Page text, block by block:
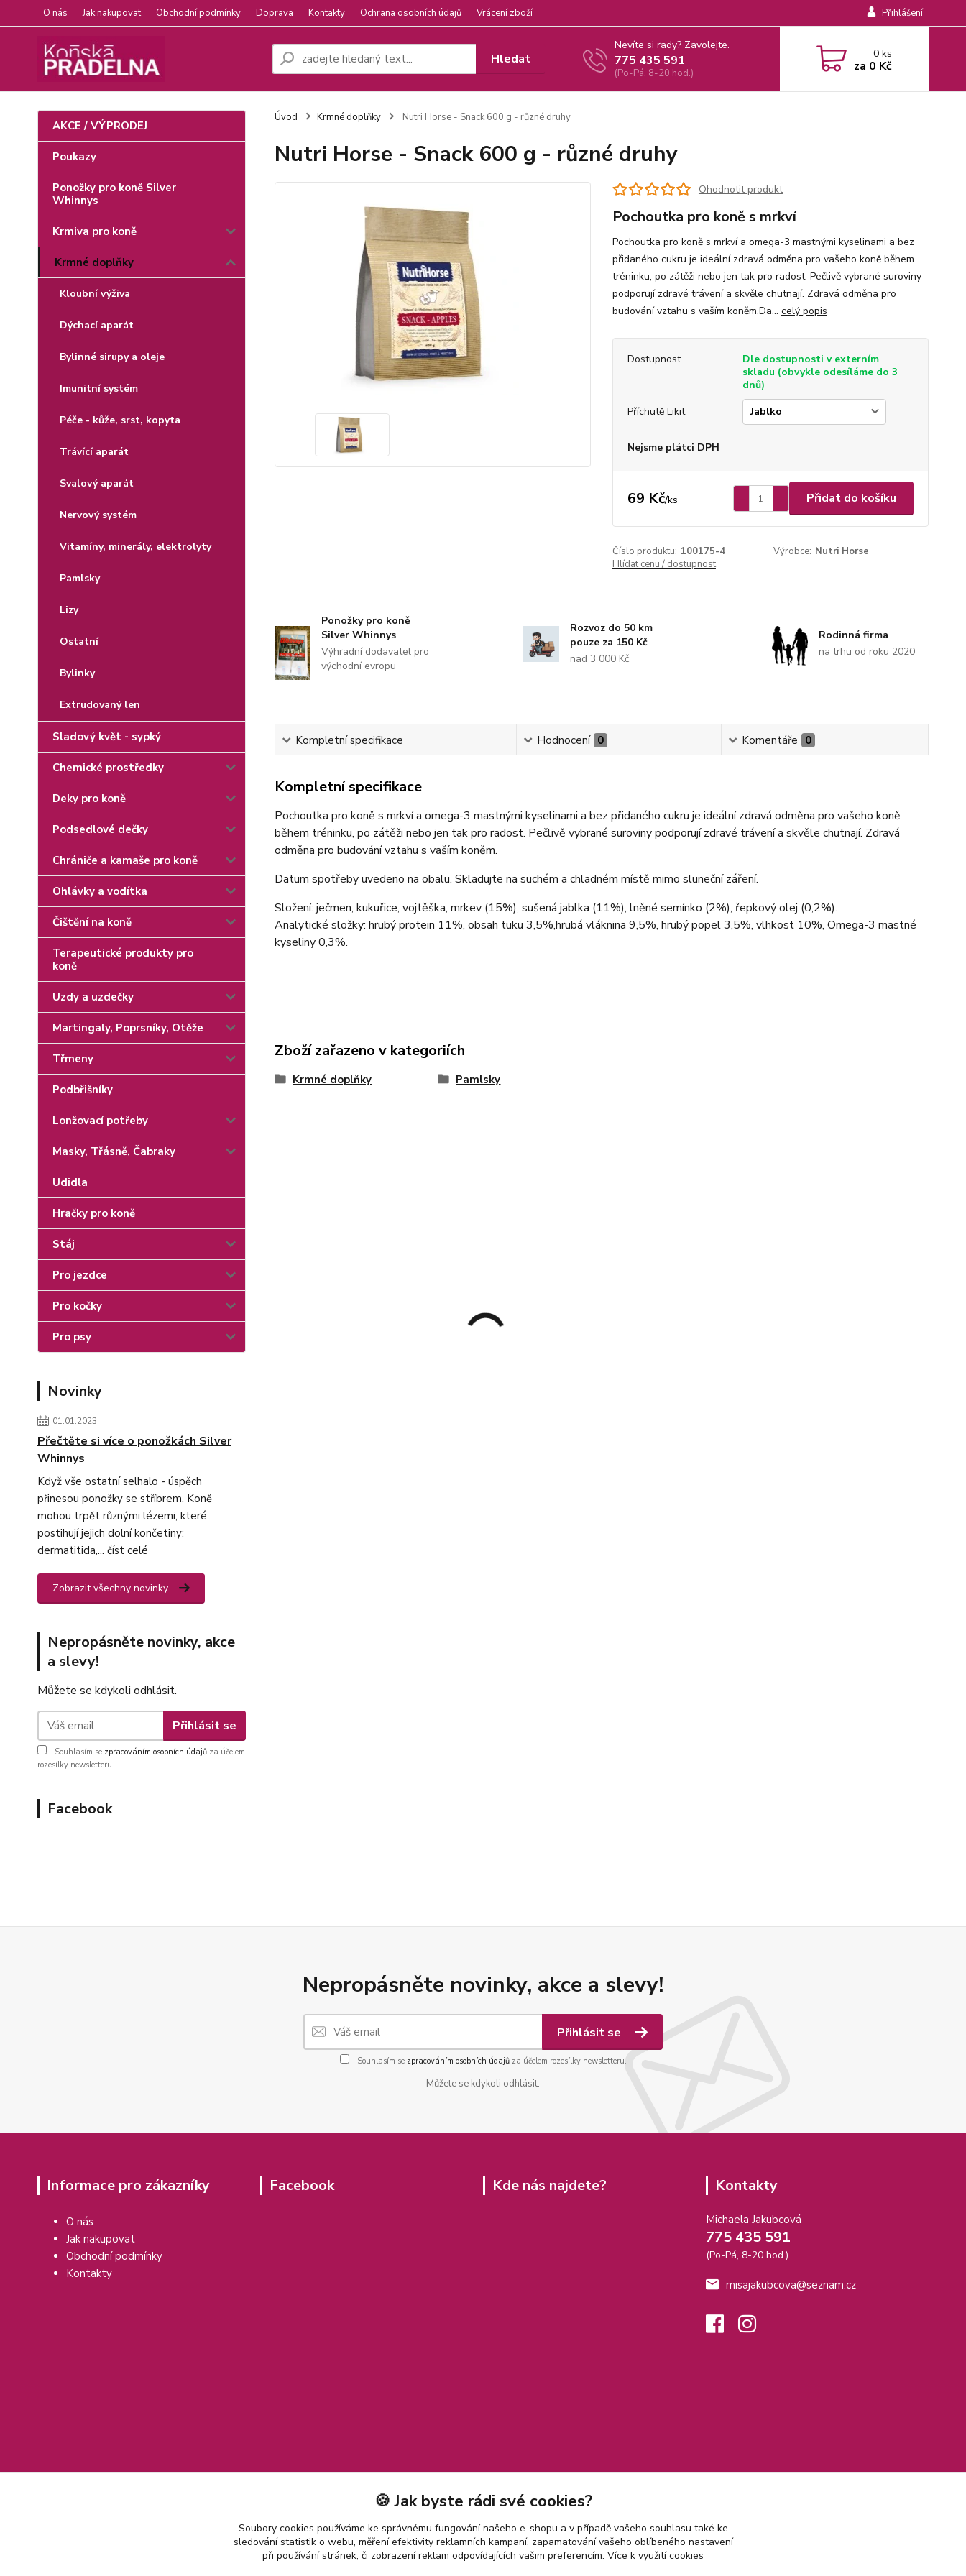
O nás Jak nakupovat Obchodní podmínky Doprava Kontakty Ochrana osobních údajů Vrácení zboží Přihlášení
Hledat
Nevíte si rady? Zavolejte.
775 435 591
(Po-Pá, 8-20 hod.)
0ks
za 0 Kč
AKCE / VÝPRODEJ
Poukazy
Ponožky pro koně Silver
Whinnys
Krmiva pro koně
Krmné doplňky
Kloubní výživa
Dýchací aparát
Bylinné sirupy a oleje
Imunitní systém
Péče - kůže, srst, kopyta
Trávící aparát
Svalový aparát
Nervový systém
Vitamíny, minerály, elektrolyty
Pamlsky
Lizy
Ostatní
Bylinky
Extrudovaný len
Sladový květ - sypký
Chemické prostředky
Deky pro koně
Podsedlové dečky
Chrániče a kamaše pro koně
Ohlávky a vodítka
Čištění na koně
Terapeutické produkty pro
koně
Uzdy a uzdečky
Martingaly, Poprsníky, Otěže
Třmeny
Podbřišníky
Lonžovací potřeby
Masky, Třásně, Čabraky
Udidla
Hračky pro koně
Stáj
Pro jezdce
Pro kočky
Pro psy
Novinky
01.01.2023
Přečtěte si více o ponožkách Silver
Whinnys
Když vše ostatní selhalo - úspěch
přinesou ponožky se stříbrem. Koně
mohou trpět různými lézemi, které
postihují jejich dolní končetiny:
dermatitida,... číst celé
Zobrazit všechny novinky
Nepropásněte novinky, akce
a slevy!
Můžete se kdykoli odhlásit.
Přihlásit se
Souhlasím se zpracováním osobních údajů za účelem
rozesílky newsletteru.
Facebook
Úvod Krmné doplňky Nutri Horse - Snack 600 g - různé druhy
Nutri Horse - Snack 600 g - různé druhy
Ohodnotit produkt
Pochoutka pro koně s mrkví
Pochoutka pro koně s mrkví a omega-3 mastnými kyselinami a bez
přidaného cukru je ideální zdravá odměna pro vašeho koně během
tréninku, po zátěži nebo jen tak pro radost. Pečlivě vybrané suroviny
podporují zdravé trávení a skvěle chutnají. Zdravá odměna pro
budování vztahu s vaším koněm.Da... celý popis
Dostupnost
Dle dostupnosti v externím
skladu (obvykle odesíláme do 3
dnů)
Příchutě Likit
Nejsme plátci DPH
69 Kč/ks Přidat do košíku
Číslo produktu: 100175-4 Výrobce: Nutri Horse
Hlídat cenu / dostupnost
Ponožky pro koně
Silver Whinnys
Výhradní dodavatel pro
východní evropu
Rozvoz do 50 km
pouze za 150 Kč
nad 3 000 Kč
Rodinná firma
na trhu od roku 2020
Kompletní specifikace Hodnocení 0 Komentáře 0
Kompletní specifikace
Pochoutka pro koně s mrkví a omega-3 mastnými kyselinami a bez přidaného cukru je ideální zdravá odměna pro vašeho koně
během tréninku, po zátěži nebo jen tak pro radost. Pečlivě vybrané suroviny podporují zdravé trávení a skvěle chutnají. Zdravá
odměna pro budování vztahu s vaším koněm.
Datum spotřeby uvedeno na obalu. Skladujte na suchém a chladném místě mimo sluneční záření.
Složení: ječmen, kukuřice, vojtěška, mrkev (15%), sušená jablka (11%), lněné semínko (2%), řepkový olej (0,2%).
Analytické složky: hrubý protein 11%, obsah tuku 3,5%,hrubá vláknina 9,5%, hrubý popel 3,5%, vlhkost 10%, Omega-3 mastné
kyseliny 0,3%.
Zboží zařazeno v kategoriích
Krmné doplňky Pamlsky
Nepropásněte novinky, akce a slevy!
Přihlásit se
Souhlasím se zpracováním osobních údajůza účelem rozesílky newsletteru.
Můžete se kdykoli odhlásit.
Informace pro zákazníky
O nás
Jak nakupovat
Obchodní podmínky
Kontakty
Facebook Kde nás najdete? Kontakty
Michaela Jakubcová
775 435 591
(Po-Pá, 8-20 hod.)
misajakubcova@seznam.cz
🍪 Jak byste rádi své cookies?
Soubory cookies používáme ke správnému fungování našeho e-shopu a v případě vašeho souhlasu také ke
sledování statistik o webu, měření efektivity reklamních kampaní, zapamatování vašeho oblíbeného nastavení
při používání stránek, či zobrazení reklam odpovídajících vašim preferencím. Více k využití cookies